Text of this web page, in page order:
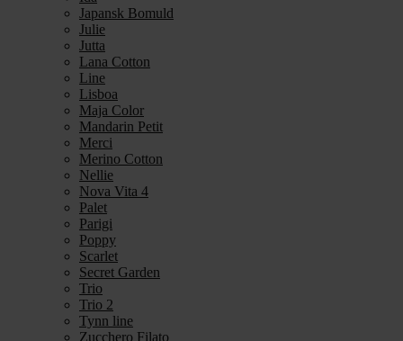
Japansk Bomuld
Julie
Jutta
Lana Cotton
Line
Lisboa
Maja Color
Mandarin Petit
Merci
Merino Cotton
Nellie
Nova Vita 4
Palet
Parigi
Poppy
Scarlet
Secret Garden
Trio
Trio 2
Tynn line
Zucchero Filato